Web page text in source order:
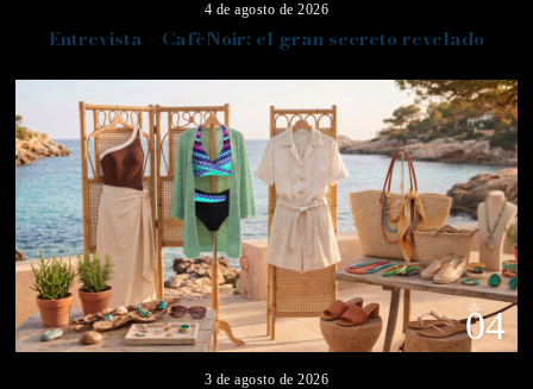
4 de agosto de 2026
Entrevista – CafèNoir: el gran secreto revelado
04
3 de agosto de 2026